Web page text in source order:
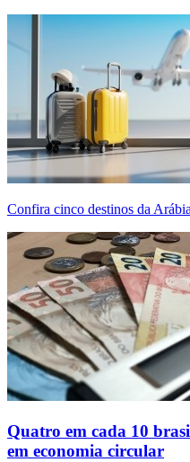
Confira cinco destinos da
Quatro em cada 10
em economia circular